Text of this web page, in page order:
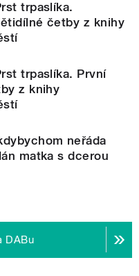
trpaslíka.
četby z knihy
trpaslíka. První
z knihy
neřáda
matka s dcerou
DABu